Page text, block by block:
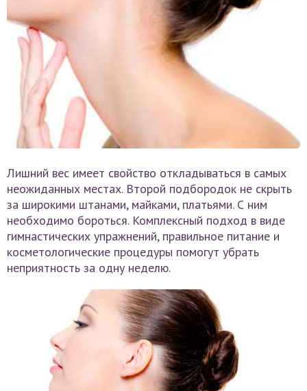
Лишний вес имеет свойство откладываться в самых
неожиданных местах. Второй подбородок не скрыть
за широкими штанами, майками, платьями. С ним
необходимо бороться. Комплексный подход в виде
гимнастических упражнений, правильное питание и
косметологические процедуры помогут убрать
неприятность за одну неделю.